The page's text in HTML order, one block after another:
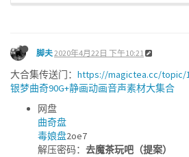
脚夫2020年4月22日 下午10:21
大合集传送门： https://magictea.cc/topic/
银梦曲奇90G+静画动画音声素材大集合
网盘
曲奇盘
毒娘盘2oe7
解压密码： 去魔茶玩吧（提案）